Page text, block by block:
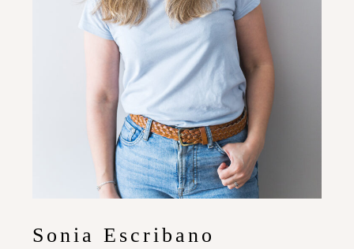
Sonia Escribano